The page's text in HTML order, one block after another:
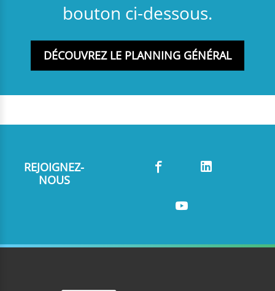
bouton ci-dessous.
DÉCOUVREZ LE PLANNING GÉNÉRAL
REJOIGNEZ-
NOUS